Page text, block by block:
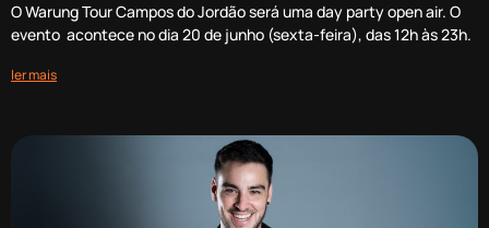
O Warung Tour Campos do Jordão será uma day party open air. O
evento acontece no dia 20 de junho (sexta-feira), das 12h às 23h.
ler mais